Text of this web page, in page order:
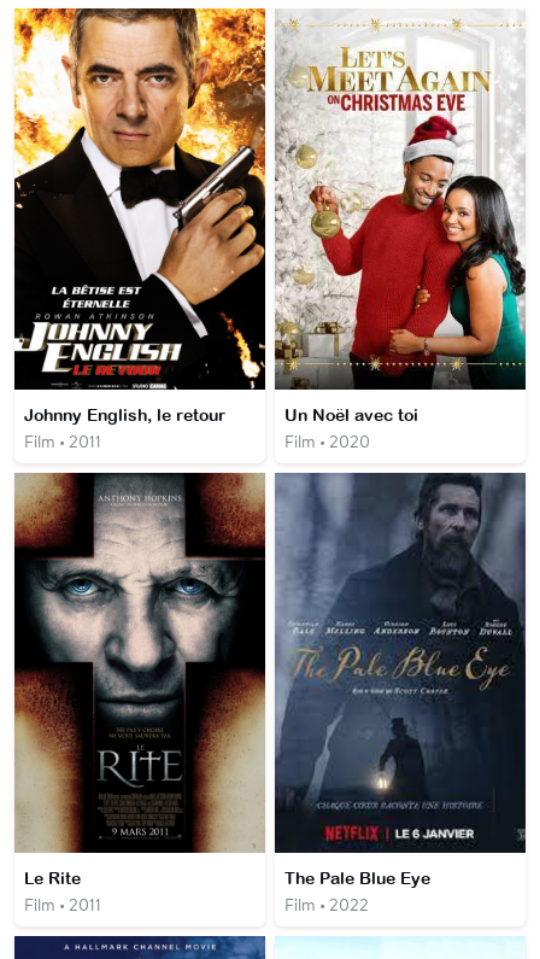
Johnny English, le retour
Film • 2011
Un Noël avec toi
Film • 2020
Le Rite
Film • 2011
The Pale Blue Eye
Film • 2022